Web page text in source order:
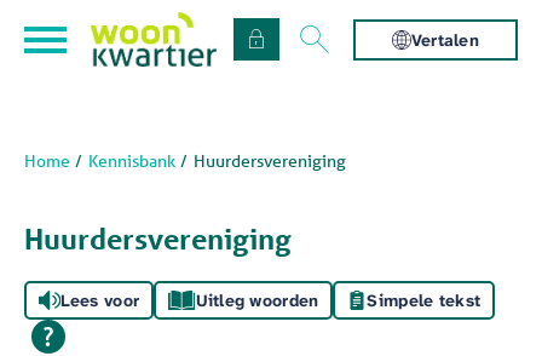
Naar de homepage
Ga naar Hoofd Vertalen
Home Kennisbank Huurdersvereniging
Huurdersvereniging
Lees voor Uitleg woorden Simpele tekst